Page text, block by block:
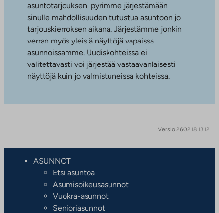
asuntotarjouksen, pyrimme järjestämään
sinulle mahdollisuuden tutustua asuntoon jo
tarjouskierroksen aikana. Järjestämme jonkin
verran myös yleisiä näyttöjä vapaissa
asunnoissamme. Uudiskohteissa ei
valitettavasti voi järjestää vastaavanlaisesti
näyttöjä kuin jo valmistuneissa kohteissa.
Versio 260218.1312
ASUNNOT
Etsi asuntoa
Asumisoikeusasunnot
Vuokra-asunnot
Senioriasunnot